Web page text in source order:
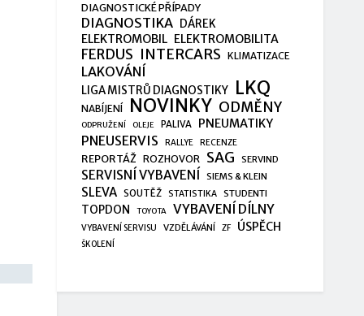
DIAGNOSTICKÉ PŘÍPADY
DIAGNOSTIKA DÁREK
ELEKTROMOBIL ELEKTROMOBILITA
FERDUS INTERCARS KLIMATIZACE
LAKOVÁNÍ
LIGA MISTRŮ DIAGNOSTIKY LKQ
NABÍJENÍ NOVINKY ODMĚNY
ODPRUŽENÍ OLEJE PALIVA PNEUMATIKY
PNEUSERVIS RALLYE RECENZE
REPORTÁŽ ROZHOVOR SAG SERVIND
SERVISNÍ VYBAVENÍ SIEMS & KLEIN
SLEVA SOUTĚŽ STATISTIKA STUDENTI
TOPDON TOYOTA VYBAVENÍ DÍLNY
VYBAVENÍ SERVISU VZDĚLÁVÁNÍ ZF ÚSPĚCH
ŠKOLENÍ